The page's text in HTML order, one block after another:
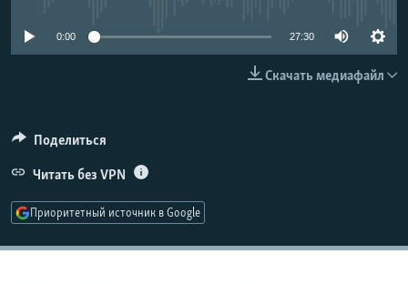
Все сайты РСЕ/РС
0:00 27:30
Скачать медиафайл
Поделиться
Читать без VPN
Приоритетный источник в Google